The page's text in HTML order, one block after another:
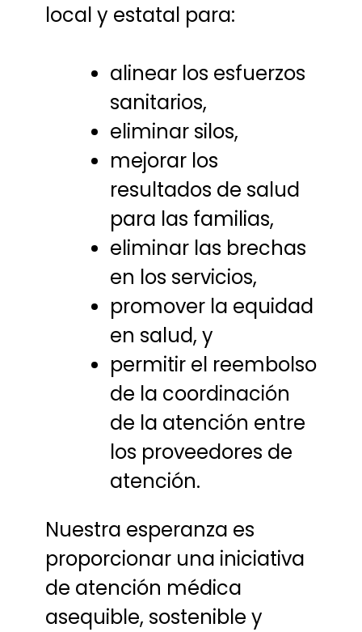
local y estatal para:
alinear los esfuerzos
sanitarios,
eliminar silos,
mejorar los
resultados de salud
para las familias,
eliminar las brechas
en los servicios,
promover la equidad
en salud, y
permitir el reembolso
de la coordinación
de la atención entre
los proveedores de
atención.
Nuestra esperanza es
proporcionar una iniciativa
de atención médica
asequible, sostenible y